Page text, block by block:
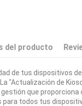
del producto
de tus dispositivos
"Actualización de
que
todos tus